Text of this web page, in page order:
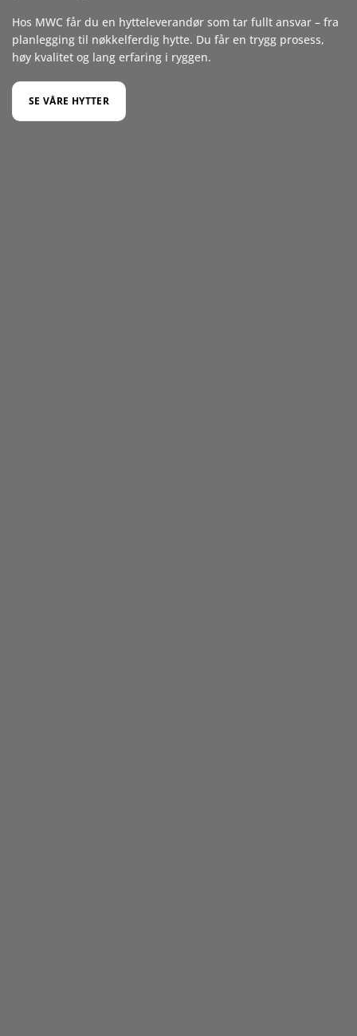
Hos MWC får du en hytteleverandør som tar fullt ansvar – fra
planlegging til nøkkelferdig hytte. Du får en trygg prosess,
høy kvalitet og lang erfaring i ryggen.
SE VÅRE HYTTER